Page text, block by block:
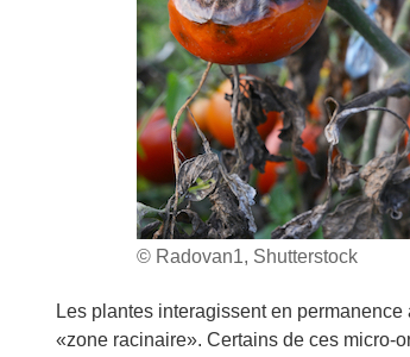
© Radovan1, Shutterstock
Les plantes interagissent en
«zone racinaire». Certains de ces micro-